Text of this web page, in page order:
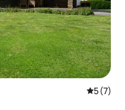
平均评分
5 (7)